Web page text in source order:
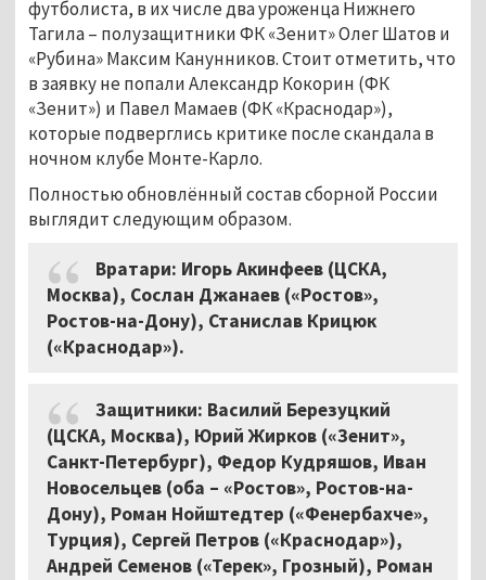
футболиста, в их числе два уроженца Нижнего
Тагила – полузащитники ФК «Зенит» Олег Шатов и
«Рубина» Максим Канунников. Стоит отметить, что
в заявку не попали Александр Кокорин (ФК
«Зенит») и Павел Мамаев (ФК «Краснодар»),
которые подверглись критике после скандала в
ночном клубе Монте-Карло.
Полностью обновлённый состав сборной России
выглядит следующим образом.
Вратари: Игорь Акинфеев (ЦСКА,
Москва), Сослан Джанаев («Ростов»,
Ростов-на-Дону), Станислав Крицюк
(«Краснодар»).
Защитники: Василий Березуцкий
(ЦСКА, Москва), Юрий Жирков («Зенит»,
Санкт-Петербург), Федор Кудряшов, Иван
Новосельцев (оба – «Ростов», Ростов-на-
Дону), Роман Нойштедтер («Фенербахче»,
Турция), Сергей Петров («Краснодар»),
Андрей Семенов («Терек», Грозный), Роман